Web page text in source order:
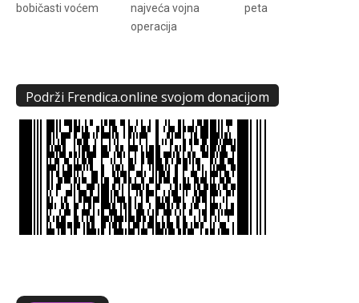
bobičasti voćem
najveća vojna
operacija
peta
Podrži Frendica.online svojom donacijom